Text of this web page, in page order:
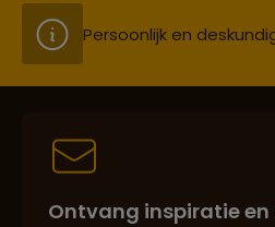
Persoonlijk en
Best beoordeelde
Ontvang inspiratie